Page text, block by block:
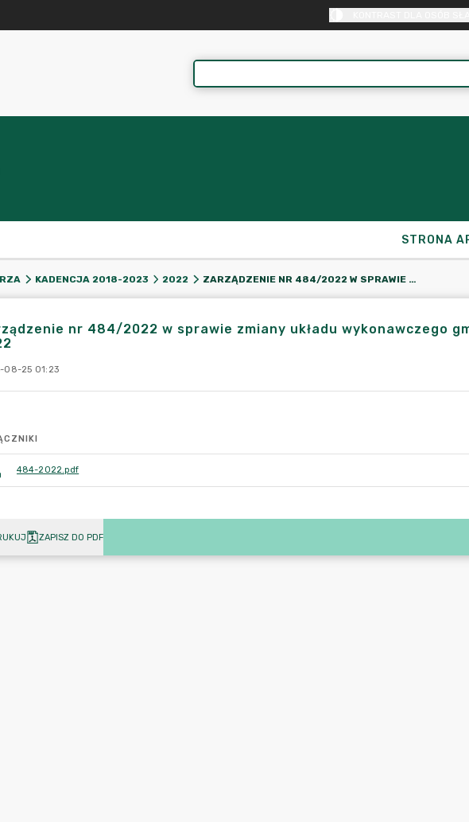
STRONA
KADENCJA 2018-2023 2022 ZARZĄDZENIE NR 484/2022 W SPRAWIE ZMIANY UKŁADU WYKONAWCZEGO GMINY I MIASTA KRAJENKA NA ROK 2022
nr 484/2022 w sprawie zmiany układu wykonawczego
08-25 01:23
484-2022.pdf
ZAPISZ DO PDF